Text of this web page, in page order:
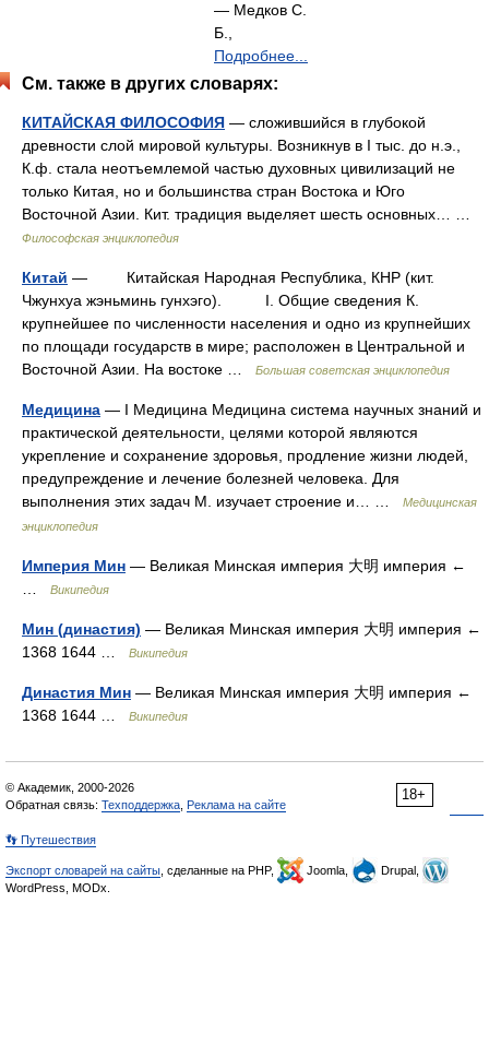
— Медков С.
Б.,
Подробнее...
См. также в других словарях:
КИТАЙСКАЯ ФИЛОСОФИЯ — сложившийся в глубокой
древности слой мировой культуры. Возникнув в I тыс. до н.э.,
К.ф. стала неотъемлемой частью духовных цивилизаций не
только Китая, но и большинства стран Востока и Юго
Восточной Азии. Кит. традиция выделяет шесть основных… …
Философская энциклопедия
Китай — Китайская Народная Республика, КНР (кит.
Чжунхуа жэньминь гунхэго). I. Общие сведения К.
крупнейшее по численности населения и одно из крупнейших
по площади государств в мире; расположен в Центральной и
Восточной Азии. На востоке …
Большая советская энциклопедия
Медицина — I Медицина Медицина система научных знаний и
практической деятельности, целями которой являются
укрепление и сохранение здоровья, продление жизни людей,
предупреждение и лечение болезней человека. Для
выполнения этих задач М. изучает строение и… …
Медицинская
энциклопедия
Империя Мин — Великая Минская империя 大明 империя ←
Википедия
Мин (династия) — Великая Минская империя 大明 империя ←
1368 1644 …
Википедия
Династия Мин — Великая Минская империя 大明 империя ←
1368 1644 …
Википедия
18+
© Академик, 2000-2026
Обратная связь: Техподдержка Реклама на сайте
👣 Путешествия
Экспорт словарей на сайты , сделанные на PHP, Joomla,
Drupal,
WordPress, MODx.